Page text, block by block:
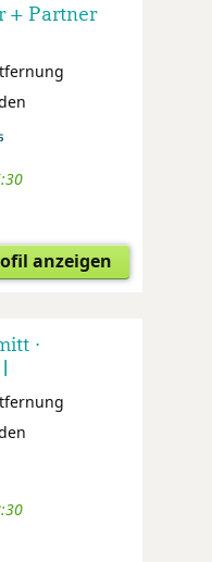
+ Partner
anzeigen
·
·